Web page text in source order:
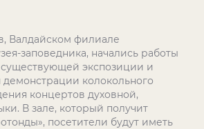
Валдайском филиале
заповедника, начались работы
экспозиции и
демонстрации колокольного
концертов духовной,
В зале, который получит
посетители будут иметь